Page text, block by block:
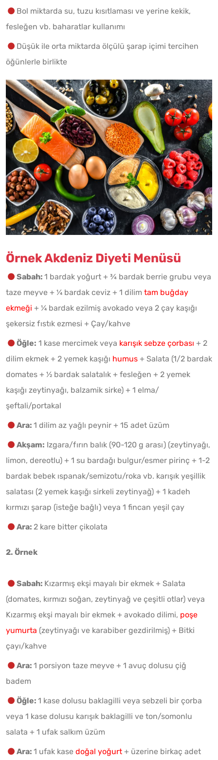
Bol miktarda su, tuzu kısıtlaması ve yerine kekik,
fesleğen vb. baharatlar kullanımı
Düşük ile orta miktarda ölçülü şarap içimi tercihen
öğünlerle birlikte
Örnek Akdeniz Diyeti Menüsü
Sabah: 1 bardak yoğurt + ¾ bardak berrie grubu veya
taze meyve + ¼ bardak ceviz + 1 dilim tam buğday
ekmeği + ¼ bardak ezilmiş avokado veya 2 çay kaşığı
şekersiz fıstık ezmesi + Çay/kahve
Öğle: 1 kase mercimek veya karışık sebze çorbası + 2
dilim ekmek + 2 yemek kaşığı humus + Salata (1/2 bardak
domates + ½ bardak salatalık + fesleğen + 2 yemek
kaşığı zeytinyağı, balzamik sirke) + 1 elma/
şeftali/portakal
Ara: 1 dilim az yağlı peynir + 15 adet üzüm
Akşam: Izgara/fırın balık (90-120 g arası) (zeytinyağı,
limon, dereotlu) + 1 su bardağı bulgur/esmer pirinç + 1-2
bardak bebek ıspanak/semizotu/roka vb. karışık yeşillik
salatası (2 yemek kaşığı sirkeli zeytinyağ) + 1 kadeh
kırmızı şarap (isteğe bağlı) veya 1 fincan yeşil çay
Ara: 2 kare bitter çikolata
2. Örnek
Sabah: Kızarmış ekşi mayalı bir ekmek + Salata
(domates, kırmızı soğan, zeytinyağ ve çeşitli otlar) veya
Kızarmış ekşi mayalı bir ekmek + avokado dilimi, poşe
yumurta (zeytinyağı ve karabiber gezdirilmiş) + Bitki
çayı/kahve
Ara: 1 porsiyon taze meyve + 1 avuç dolusu çiğ
badem
Öğle: 1 kase dolusu baklagilli veya sebzeli bir çorba
veya 1 kase dolusu karışık baklagilli ve ton/somonlu
salata + 1 ufak salkım üzüm
Ara: 1 ufak kase doğal yoğurt + üzerine birkaç adet